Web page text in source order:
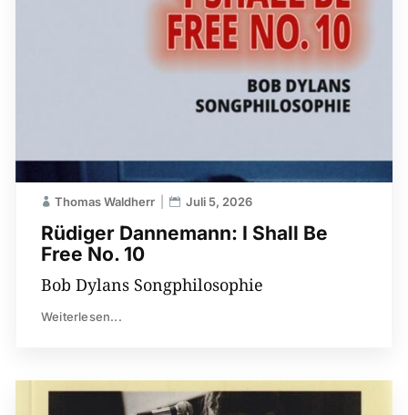
Rüdiger Dannemann: I Shall Be
Free No. 10
Thomas Waldherr Juli 5, 2026
Bob Dylans Songphilosophie
Weiterlesen...